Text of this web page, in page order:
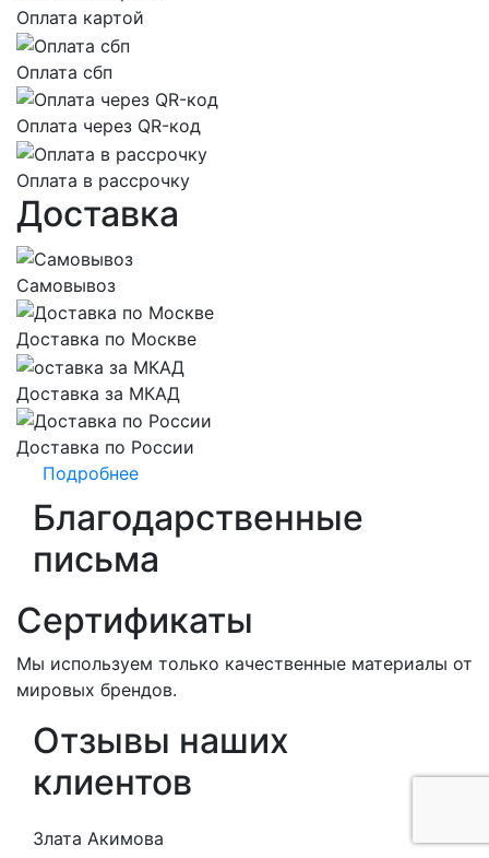
Оплата картой
Оплата сбп
Оплата через QR-код
Оплата в рассрочку
Доставка
Самовывоз
Доставка по Москве
Доставка за МКАД
Доставка по России
Подробнее
Благодарственные
письма
Сертификаты
Мы используем только качественные материалы от
мировых брендов.
Отзывы наших
клиентов
Злата Акимова